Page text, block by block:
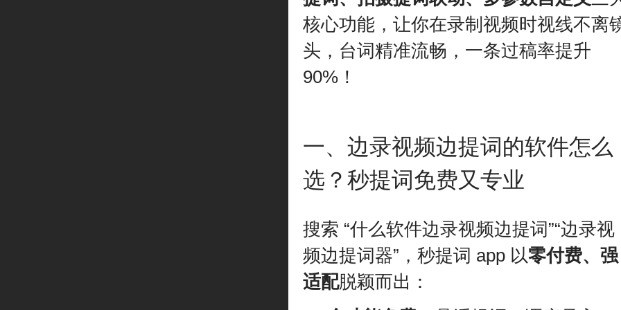
核心功能，让你在录制视频时视线不离
头，台词精准流畅，一条过稿率提升
90%！
一、边录视频边提词的软件怎么
选？秒提词免费又专业
搜索 “什么软件边录视频边提词”“边录视
频边提词器”，秒提词 app 以零付费、强
适配脱颖而出：